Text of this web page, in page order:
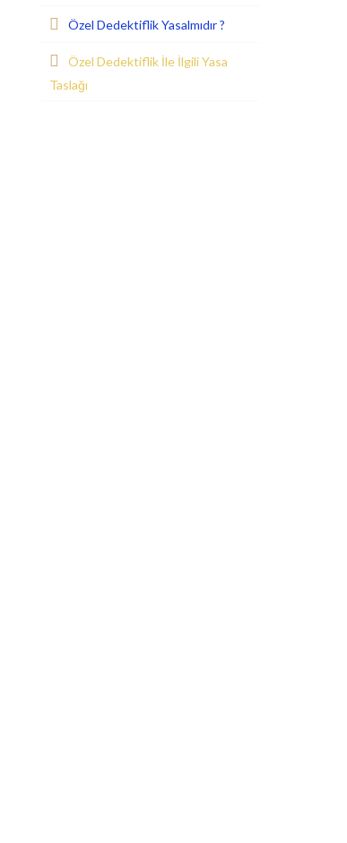
Özel Dedektiflik Yasalmıdır ?
Özel Dedektiflik İle İlgili Yasa
Taslağı